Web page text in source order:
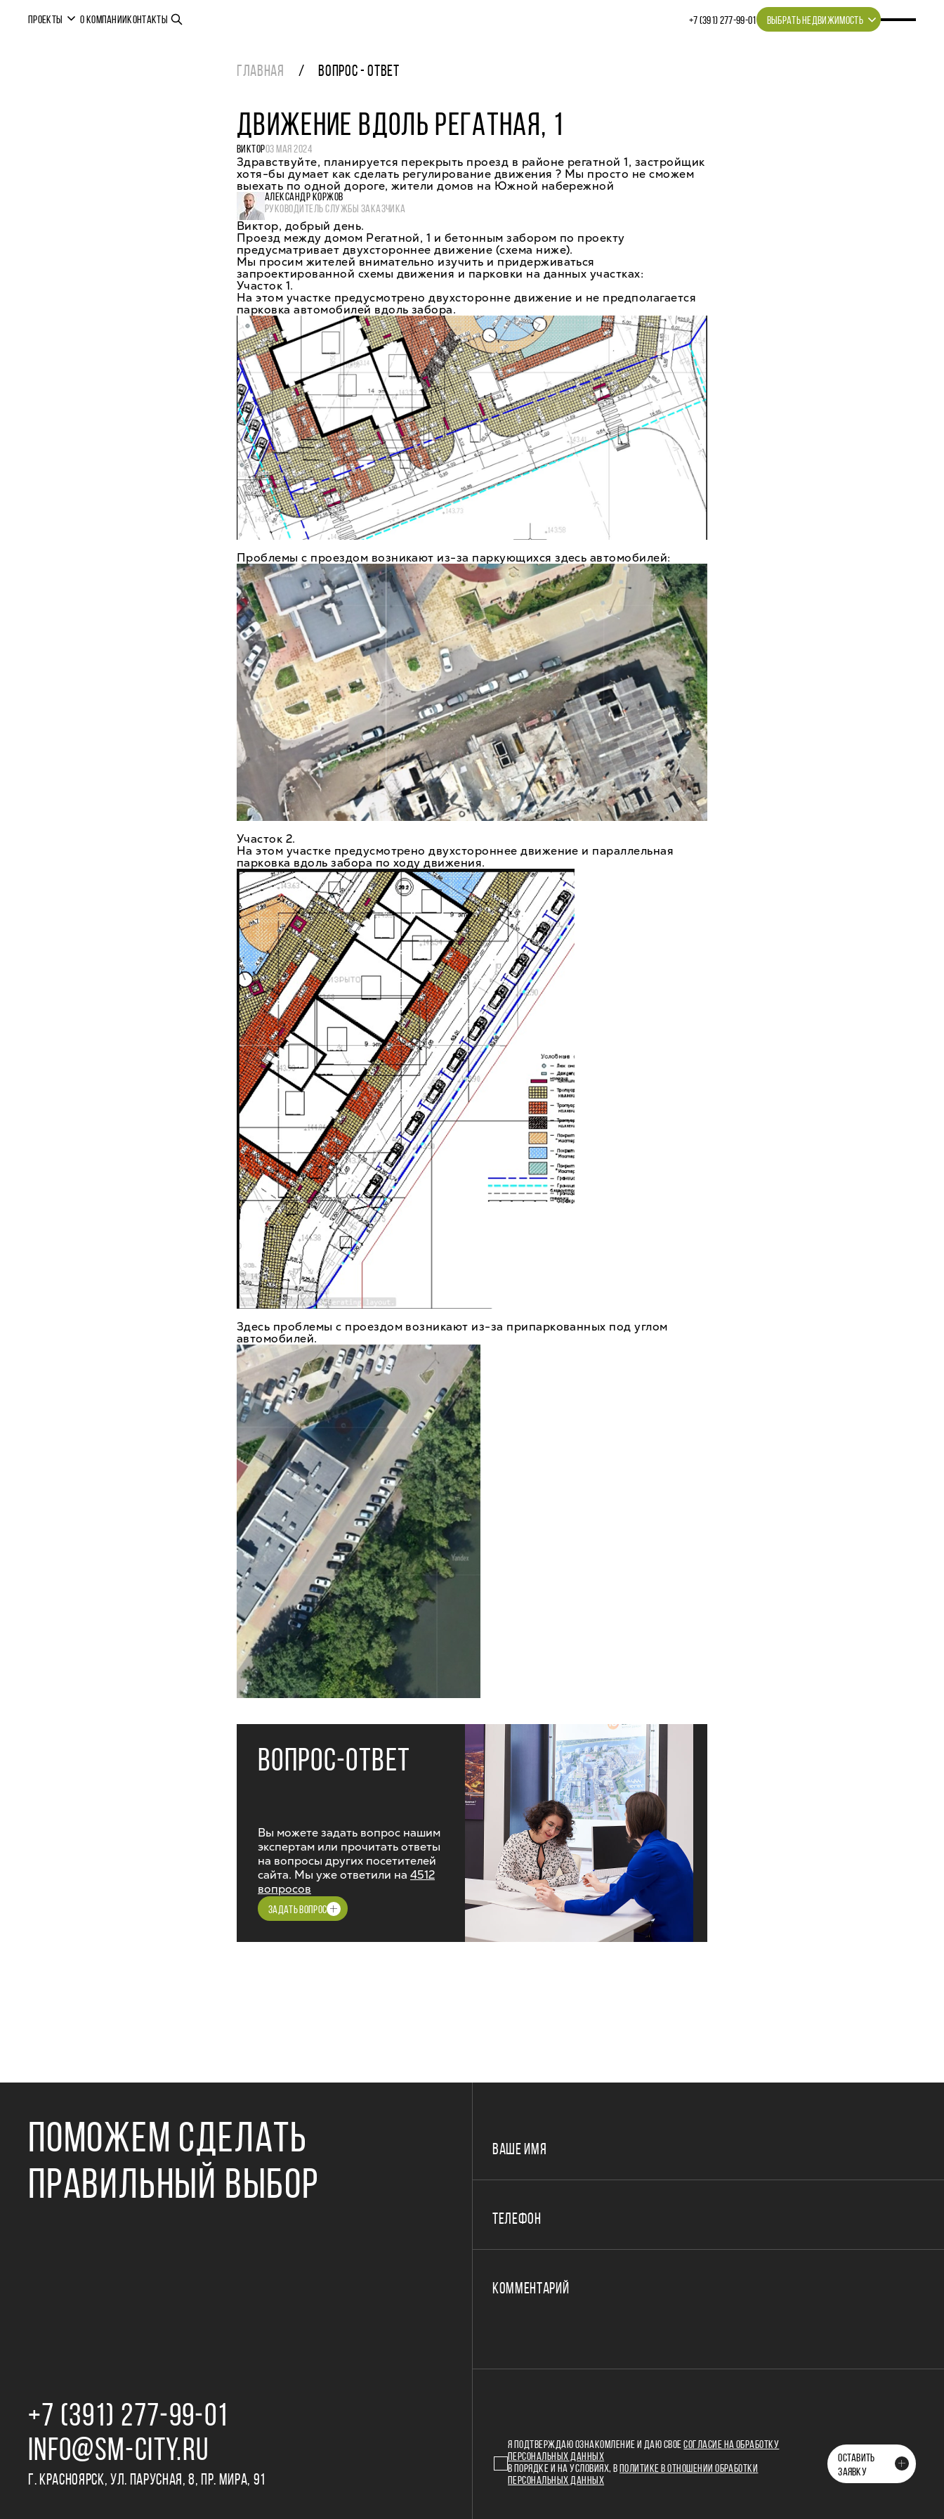
ПРОЕКТЫ О КОМПАНИИКОНТАКТЫ +7 (391) 277‒99‒01 ВЫБРАТЬ НЕДВИЖИМОСТЬ
ГЛАВНАЯ ВОПРОС - ОТВЕТ
ДВИЖЕНИЕ ВДОЛЬ РЕГАТНАЯ, 1
ВИКТОР03 МАЯ 2024
Здравствуйте, планируется перекрыть проезд в районе регатной 1, застройщик
хотя-бы думает как сделать регулирование движения ? Мы просто не сможем
выехать по одной дороге, жители домов на Южной набережной
АЛЕКСАНДР КОРЖОВ
РУКОВОДИТЕЛЬ СЛУЖБЫ ЗАКАЗЧИКА
Виктор, добрый день.
Проезд между домом Регатной, 1 и бетонным забором по проекту
предусматривает двухстороннее движение (схема ниже).
Мы просим жителей внимательно изучить и придерживаться
запроектированной схемы движения и парковки на данных участках:
Участок 1.
На этом участке предусмотрено двухсторонне движение и не предполагается
парковка автомобилей вдоль забора.
Проблемы с проездом возникают из-за паркующихся здесь автомобилей:
Участок 2.
На этом участке предусмотрено двухстороннее движение и параллельная
парковка вдоль забора по ходу движения.
Здесь проблемы с проездом возникают из-за припаркованных под углом
автомобилей.
ВОПРОС-ОТВЕТ
Вы можете задать вопрос нашим
экспертам или прочитать ответы
на вопросы других посетителей
сайта. Мы уже ответили на 4512
вопросов
ЗАДАТЬ ВОПРОС
ПОМОЖЕМ СДЕЛАТЬ
ПРАВИЛЬНЫЙ ВЫБОР
+7 (391) 277‒99‒01
INFO@SM-CITY.RU
Г. КРАСНОЯРСК, УЛ. ПАРУСНАЯ, 8, ПР. МИРА, 91
ВАШЕ ИМЯ
ТЕЛЕФОН
КОММЕНТАРИЙ
Я ПОДТВЕРЖДАЮ ОЗНАКОМЛЕНИЕ И ДАЮ СВОЕСОГЛАСИЕ НА ОБРАБОТКУ
ПЕРСОНАЛЬНЫХ ДАННЫХ
В ПОРЯДКЕ И НА УСЛОВИЯХ, ВПОЛИТИКЕ В ОТНОШЕНИИ ОБРАБОТКИ
ПЕРСОНАЛЬНЫХ ДАННЫХ
ОСТАВИТЬ
ЗАЯВКУ